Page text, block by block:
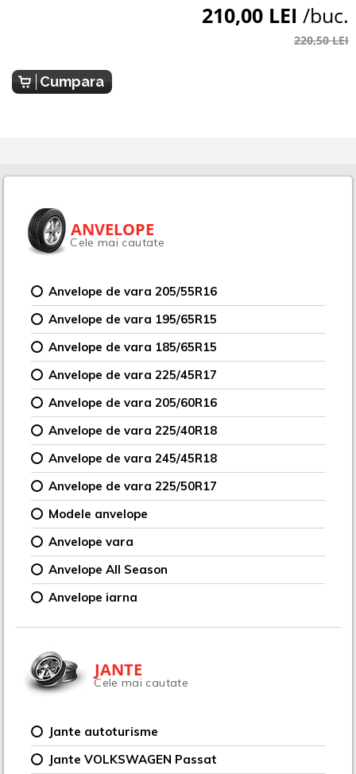
210,00 LEI /buc.
220,50 LEI
Cumpara
ANVELOPE
Cele mai cautate
Anvelope de vara 205/55R16
Anvelope de vara 195/65R15
Anvelope de vara 185/65R15
Anvelope de vara 225/45R17
Anvelope de vara 205/60R16
Anvelope de vara 225/40R18
Anvelope de vara 245/45R18
Anvelope de vara 225/50R17
Modele anvelope
Anvelope vara
Anvelope All Season
Anvelope iarna
JANTE
Cele mai cautate
Jante autoturisme
Jante VOLKSWAGEN Passat